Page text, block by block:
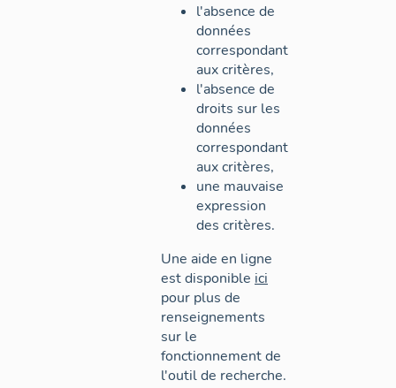
l'absence de
données
correspondant
aux critères,
l'absence de
droits sur les
données
correspondant
aux critères,
une mauvaise
expression
des critères.
Une aide en ligne
est disponible ici
pour plus de
renseignements
sur le
fonctionnement de
l'outil de recherche.